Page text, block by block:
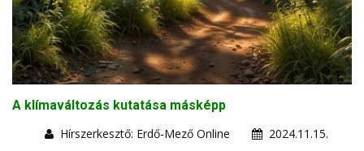
A klímaváltozás kutatása másképp
Hírszerkesztő: Erdő-Mező Online
2024.11.15.